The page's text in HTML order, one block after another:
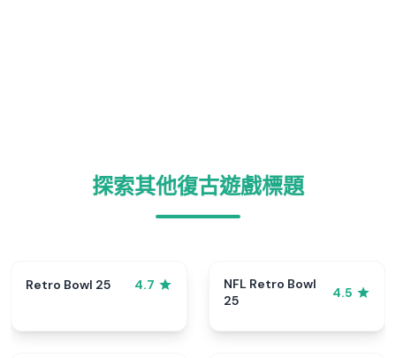
探索其他復古遊戲標題
Retro Bowl 25 4.7
NFL Retro Bowl
25
4.5